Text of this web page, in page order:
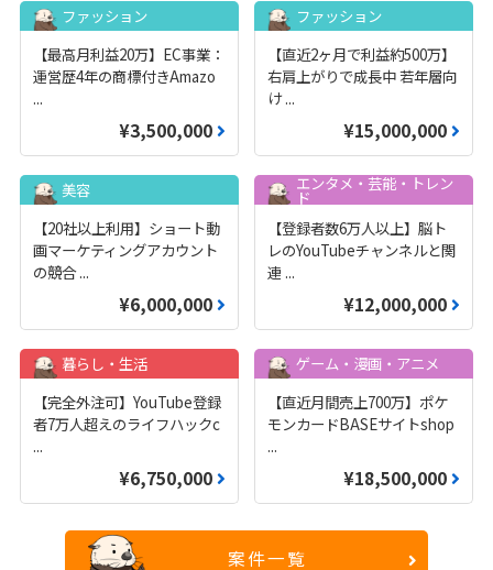
ファッション
【最高月利益20万】EC事業：
運営歴4年の商標付きAmazo
...
¥3,500,000
ファッション
【直近2ヶ月で利益約500万】
右肩上がりで成長中 若年層向
け...
¥15,000,000
美容
【20社以上利用】ショート動
画マーケティングアカウント
の競合...
¥6,000,000
エンタメ・芸能・トレン
ド
【登録者数6万人以上】脳ト
レのYouTubeチャンネルと関
連 ...
¥12,000,000
暮らし・生活
【完全外注可】YouTube登録
者7万人超えのライフハックc
...
¥6,750,000
ゲーム・漫画・アニメ
【直近月間売上700万】ポケ
モンカードBASEサイトshop
...
¥18,500,000
案件一覧